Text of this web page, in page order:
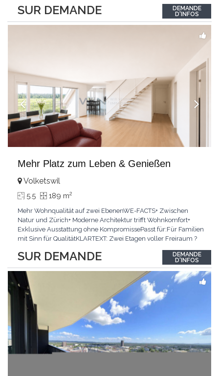
SUR DEMANDE
De plus, le logement offre une vue imprenable sur les Dents-
du-Midi et les montagnes...
DEMANDE
D'INFOS
Mehr Platz zum Leben & Genießen
SUR DEMANDE
Volketswil
5.5 189 m2
Mehr Wohnqualität auf zwei EbenenWE-FACTS+ Zwischen
Natur und Zürich+ Moderne Architektur trifft Wohnkomfort+
Exklusive Ausstattung ohne KompromissePasst für:Für Familien
mit Sinn für QualitätKLARTEXT: Zwei Etagen voller Freiraum ?
anrufen: +41 76 651 22 73
DEMANDE
D'INFOS